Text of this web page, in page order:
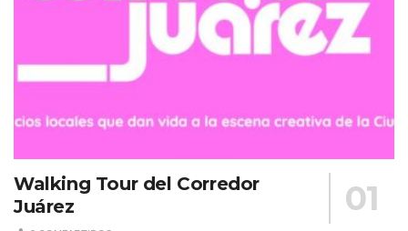
Walking Tour del Corredor
Juárez